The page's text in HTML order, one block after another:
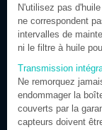
N'utilisez pas
ne correspondent
intervalles de
ni le filtre à huile
Transmission
Ne remorquez
endommager la
couverts par la
capteurs doivent